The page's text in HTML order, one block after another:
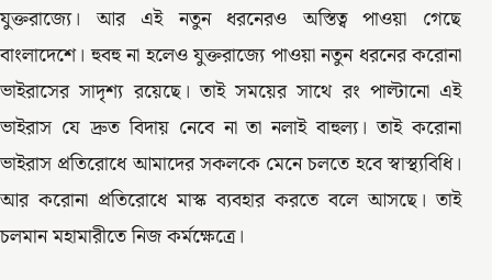
যুক্তরাজ্যে। আর এই নতুন ধরনেরও অস্তিত্ব পাওয়া গেছে
বাংলাদেশে। হুবহু না হলেও যুক্তরাজ্যে পাওয়া নতুন ধরনের করোনা
ভাইরাসের সাদৃশ্য রয়েছে। তাই সময়ের সাথে রং পাল্টানো এই
ভাইরাস যে দ্রুত বিদায় নেবে না তা নলাই বাহুল্য। তাই করোনা
ভাইরাস প্রতিরোধে আমাদের সকলকে মেনে চলতে হবে স্বাস্থ্যবিধি।
আর করোনা প্রতিরোধে মাস্ক ব্যবহার করতে বলে আসছে। তাই
চলমান মহামারীতে নিজ কর্মক্ষেত্রে।